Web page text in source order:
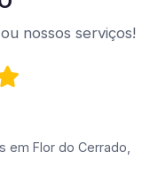
nossos serviços!
em Flor do Cerrado,